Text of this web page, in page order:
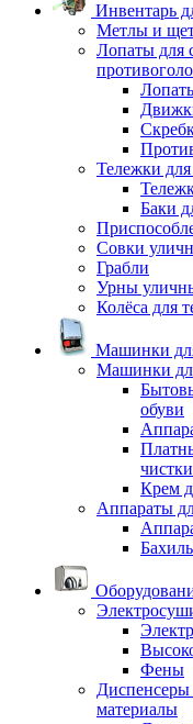
Инвентарь
Метлы и
Лопаты для
Тележки
Баки
Совки
Грабли
Урны
Колёса для
Машинки
Машинки
обуви
Крем
Аппараты
Фены
Диспенсеры
материалы